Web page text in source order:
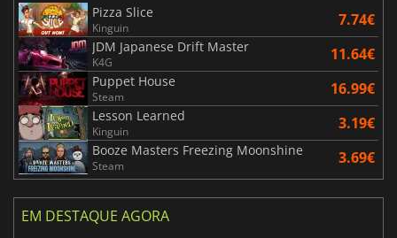
Pizza Slice
Kinguin 7.74€
JDM Japanese Drift Master
K4G 11.64€
Puppet House
Steam 16.99€
Lesson Learned
Kinguin 3.19€
Booze Masters Freezing Moonshine
Steam 3.69€
EM DESTAQUE AGORA